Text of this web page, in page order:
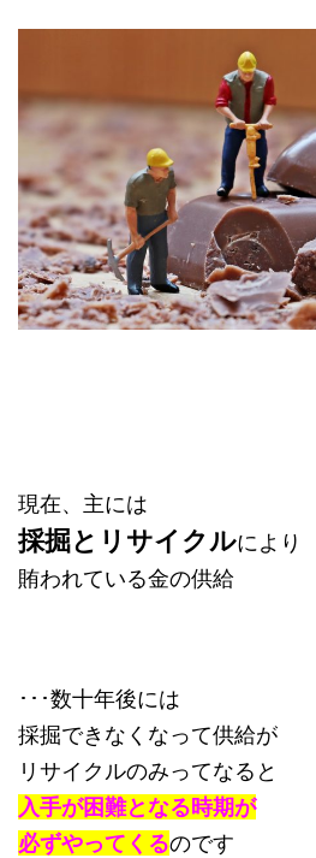
現在、主には
採掘とリサイクルにより
賄われている金の供給
･･･数十年後には
採掘できなくなって供給が
リサイクルのみってなると
入手が困難となる時期が
必ずやってくるのです